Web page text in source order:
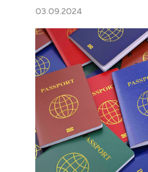
унесеных у якасці
антыдэмпінгавых,
03.09.2024